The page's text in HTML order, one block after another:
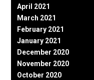
April 2021
March 2021
February 2021
January 2021
December 2020
November 2020
October 2020